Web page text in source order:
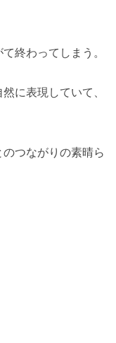
終わってしまう。
に表現していて、
のつながりの素晴ら